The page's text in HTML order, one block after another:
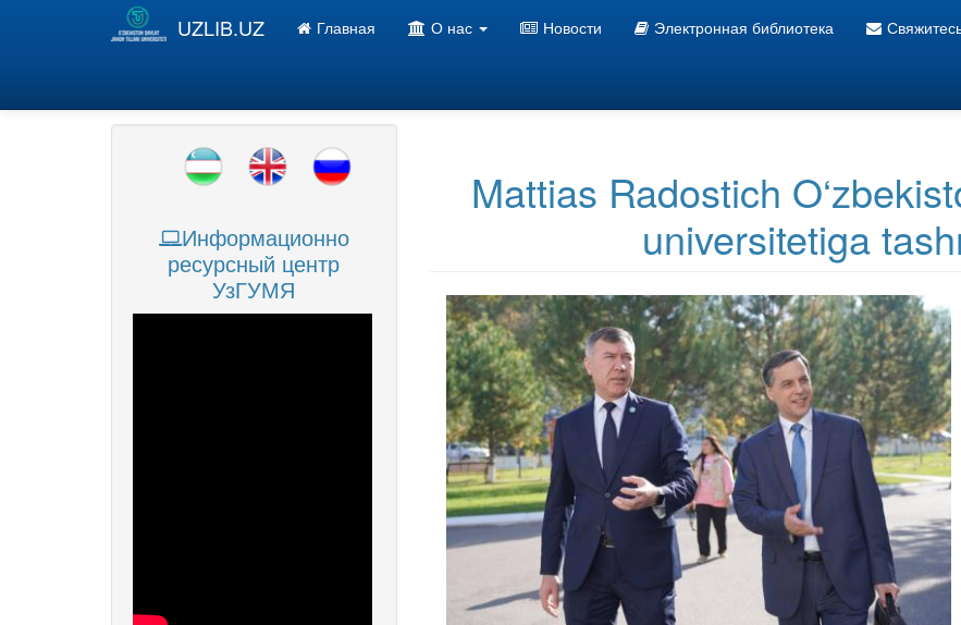
Перейти к основному содержанию
UZLIB.UZ Главная О нас Новости Электронная библиотека
Mattias Radostich
universitetiga
Информационно
ресурсный центр
УзГУМЯ